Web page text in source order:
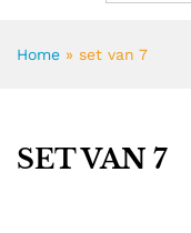
Home » set van 7
SET VAN 7